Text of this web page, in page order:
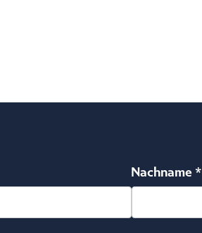
Nachname *